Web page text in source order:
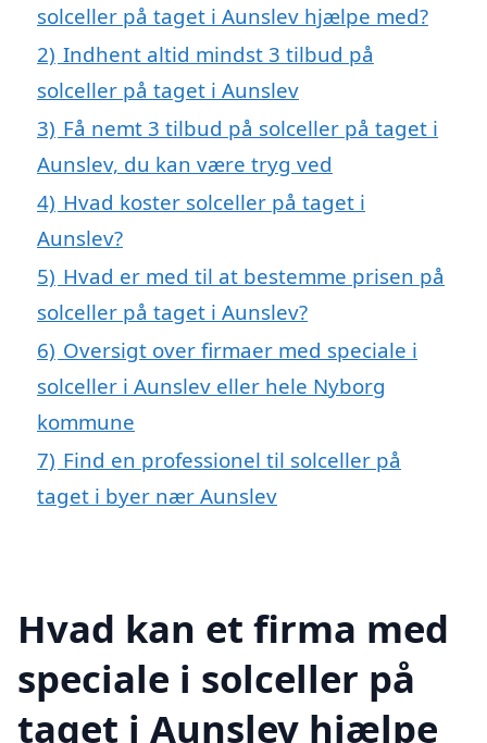
solceller på taget i Aunslev hjælpe med?
2) Indhent altid mindst 3 tilbud på
solceller på taget i Aunslev
3) Få nemt 3 tilbud på solceller på taget i
Aunslev, du kan være tryg ved
4) Hvad koster solceller på taget i
Aunslev?
5) Hvad er med til at bestemme prisen på
solceller på taget i Aunslev?
6) Oversigt over firmaer med speciale i
solceller i Aunslev eller hele Nyborg
kommune
7) Find en professionel til solceller på
taget i byer nær Aunslev
Hvad kan et firma med
speciale i solceller på
taget i Aunslev hjælpe